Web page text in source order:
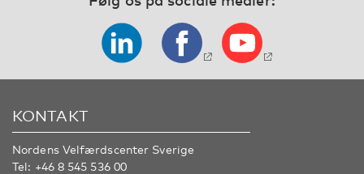
KONTAKT
Nordens Velfærdscenter Sverige
Tel: +46 8 545 536 00